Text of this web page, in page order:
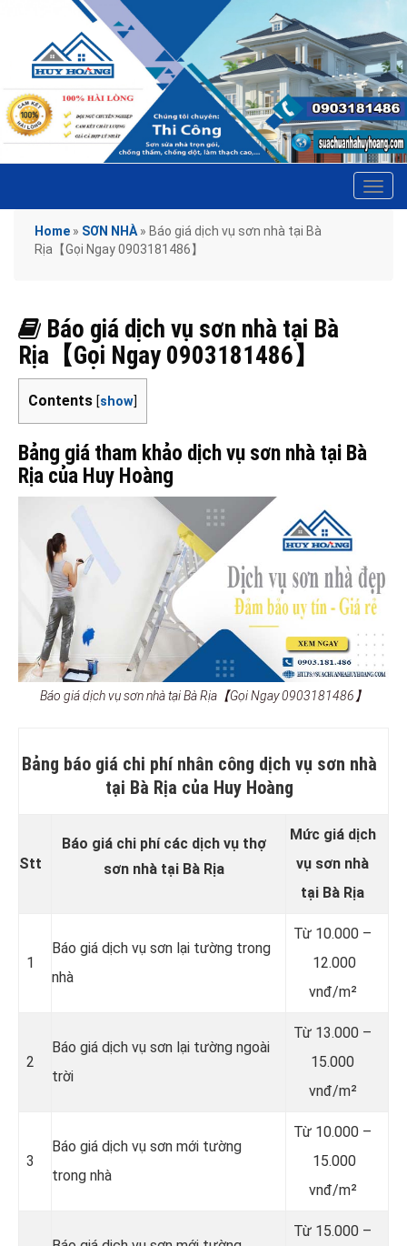
Home » SƠN NHÀ » Báo giá dịch vụ sơn nhà tại Bà
Rịa【Gọi Ngay 0903181486】
Báo giá dịch vụ sơn nhà tại Bà
Rịa【Gọi Ngay 0903181486】
Contents [show]
Bảng giá tham khảo dịch vụ sơn nhà tại Bà
Rịa của Huy Hoàng
Báo giá dịch vụ sơn nhà tại Bà Rịa【Gọi Ngay 0903181486】
Bảng báo giá chi phí nhân công dịch vụ sơn nhà
tại Bà Rịa của Huy Hoàng
Stt
Báo giá chi phí các dịch vụ thợ
sơn nhà tại Bà Rịa
Mức giá dịch
vụ sơn nhà
tại Bà Rịa
1
Báo giá dịch vụ sơn lại tường trong
nhà
Từ 10.000 –
12.000
vnđ/m²
2
Báo giá dịch vụ sơn lại tường ngoài
trời
Từ 13.000 –
15.000
vnđ/m²
3
Báo giá dịch vụ sơn mới tường
trong nhà
Từ 10.000 –
15.000
vnđ/m²
Từ 15.000 –